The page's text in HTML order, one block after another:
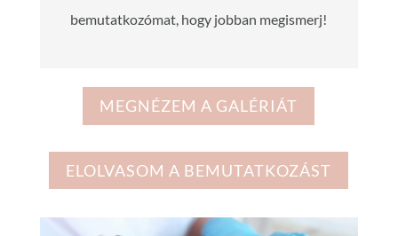
bemutatkozómat, hogy jobban megismerj!
MEGNÉZEM A GALÉRIÁT
ELOLVASOM A BEMUTATKOZÁST